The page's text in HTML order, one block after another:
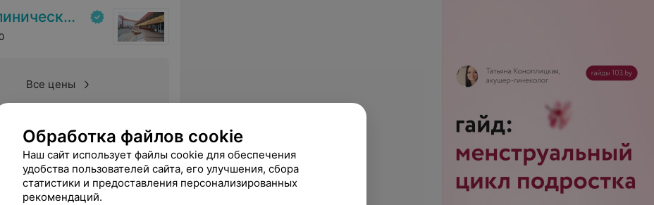
больница
Все цены
очень вежливый, внимательный, все для удобства пациентов. Рекомендую! Еще
Отзывы26
Обработка файлов cookie
Наш сайт использует файлы cookie для обеспечения
удобства пользователей сайта, его улучшения, сбора
статистики и предоставления персонализированных
рекомендаций.